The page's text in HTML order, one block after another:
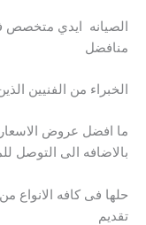
الصيانه ايدي متخصص
منافضل
الخبراء من الفنيين
ما افضل عروض الاسعار
بالاضافه الى التوصل
حلها فى كافه الانواع
تقديم